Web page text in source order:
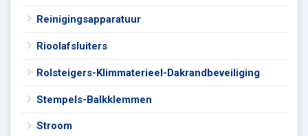
Reinigingsapparatuur
Rioolafsluiters
Rolsteigers-Klimmaterieel-Dakrandbeveiliging
Stempels-Balkklemmen
Stroom